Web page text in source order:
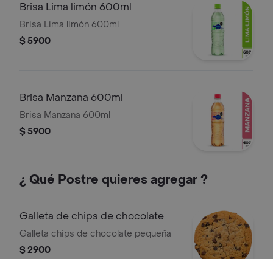
Brisa Lima limón 600ml
Brisa Lima limón 600ml
$ 5900
Brisa Manzana 600ml
Brisa Manzana 600ml
$ 5900
¿ Qué Postre quieres agregar ?
Galleta de chips de chocolate
Galleta chips de chocolate pequeña
$ 2900